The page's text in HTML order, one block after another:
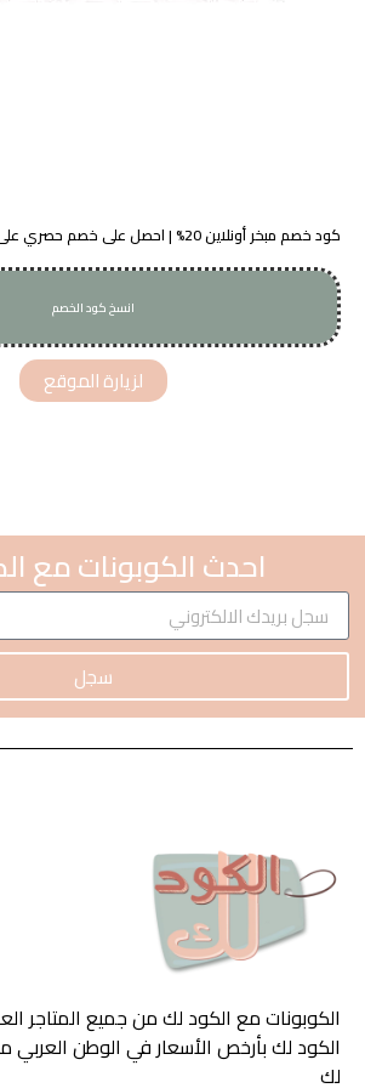
كود خصم مبخر أونلاين 20% | احصل على خصم حصري على العطور والبخور
انسخ كود الخصم
A99
لزيارة الموقع
احدث الكوبونات مع
سجل
الكوبونات مع الكود لك من جميع المتاجر
الكود لك بأرخص الأسعار في الوطن العربي
لك